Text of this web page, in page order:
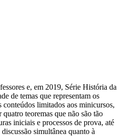
e, em 2019, Série História da
de temas que representam os
limitados aos minicursos,
teoremas que não são tão
iniciais e processos de prova, até
simultânea quanto à